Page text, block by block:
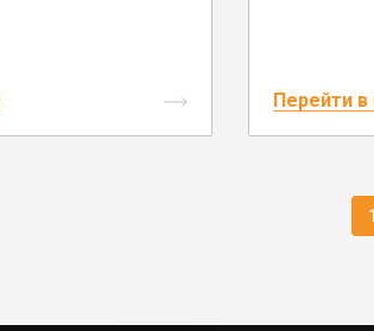
Перейти
1